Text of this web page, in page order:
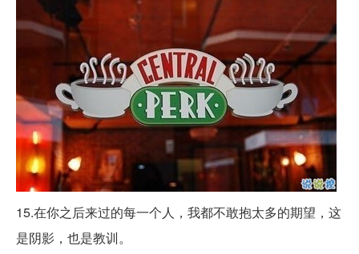
15.在你之后来过的每一个人，我都不敢抱太多的期望，这
是阴影，也是教训。